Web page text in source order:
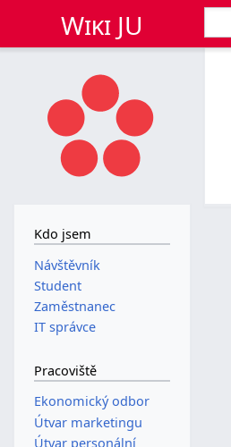
Wiki JU
Kdo jsem
Návštěvník
Student
Zaměstnanec
IT správce
Pracoviště
Ekonomický odbor
Útvar marketingu
Útvar personální